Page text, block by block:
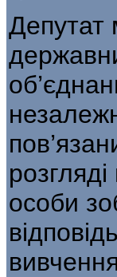
Депутат
особи